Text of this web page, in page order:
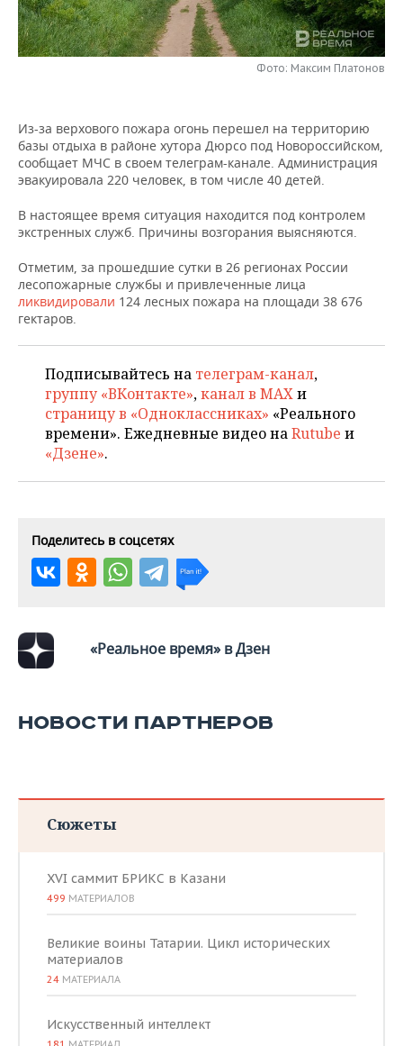
НЕФТЕХИМИЯ
НЕФТЬ
ЭНЕРГЕТИКА
РОЗНИЧНАЯ ТОРГОВЛЯ
НОВОСТИ ТЕХНОЛОГИЙ
ТЕЛЕКОММУНИКАЦИИ
МЕРОПРИЯТИЯ
БИЗНЕС-БРАНЧИ
ОТКРЫТАЯ ЛЕКЦИЯ
ФУТБОЛ
БАСКЕТБОЛ
ВОЛЕЙБОЛ
КИБЕРСПОРТ
ФИГУРНОЕ КАТАНИЕ
ВОДНЫЕ ВИДЫ СПОРТА
ХОККЕЙ С МЯЧОМ
НОВОСТИ ОБЩЕСТВА
ИНФРАСТРУКТУРА
ИСТОРИЯ
КУЛЬТУРА
МЕДИЦИНА
ОБРАЗОВАНИЕ
ПРОИСШЕСТВИЯ
ФОТОГАЛЕРЕЯ
СПРАВОЧНИК
СПИСОК ПЕРСОН
СПИСОК КОМПАНИЙ
ПОЛНАЯ ВЕРСИЯ
Фото: Максим Платонов
Из-за верхового пожара огонь перешел на территорию
базы отдыха в районе хутора Дюрсо под Новороссийском,
сообщает МЧС в своем телеграм-канале. Администрация
эвакуировала 220 человек, в том числе 40 детей.
В настоящее время ситуация находится под контролем
экстренных служб. Причины возгорания выясняются.
Отметим, за прошедшие сутки в 26 регионах России
лесопожарные службы и привлеченные лица
ликвидировали 124 лесных пожара на площади 38 676
гектаров.
Подписывайтесь на телеграм-канал,
группу «ВКонтакте»,канал в MAXи
страницу в «Одноклассниках» «Реального
времени». Ежедневные видео наRutube и
«Дзене».
Поделитесь в соцсетях
«Реальное время» в Дзен
НОВОСТИ ПАРТНЕРОВ
Сюжеты
XVI саммит БРИКС в Казани
499 МАТЕРИАЛОВ
Великие воины Татарии. Цикл исторических
материалов
24 МАТЕРИАЛА
Искусственный интеллект